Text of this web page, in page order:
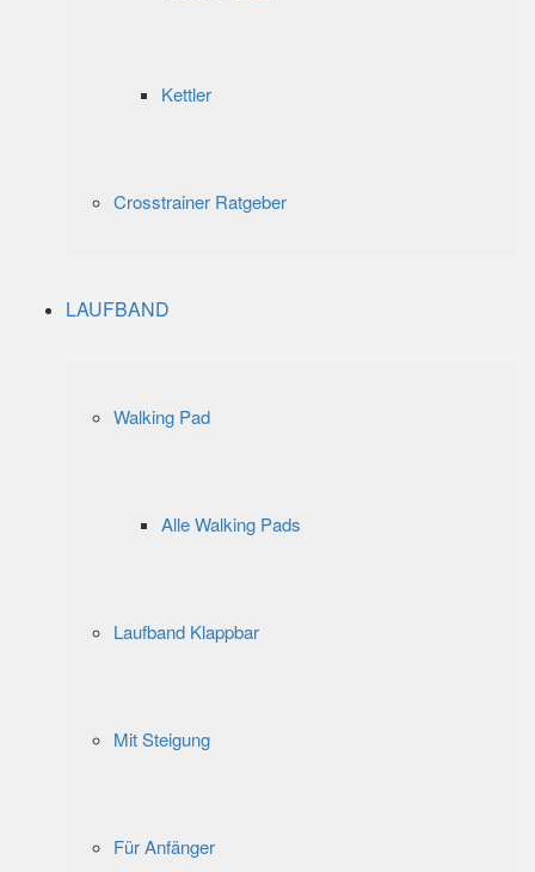
Kettler
Crosstrainer Ratgeber
LAUFBAND
Walking Pad
Alle Walking Pads
Laufband Klappbar
Mit Steigung
Für Anfänger